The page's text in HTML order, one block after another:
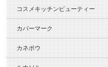
コスメキッチンビューティー
カバーマーク
カネボウ